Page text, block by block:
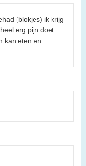
(blokjes) ik krijg
erg pijn doet
kan eten en